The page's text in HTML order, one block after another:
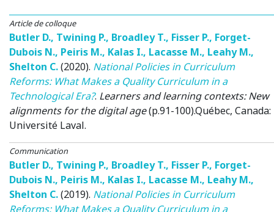
Article de colloque
Butler D., Twining P., Broadley T., Fisser P., Forget-
Dubois N., Peiris M., Kalas I., Lacasse M., Leahy M.,
Shelton C.(2020). National Policies in Curriculum
Reforms: What Makes a Quality Curriculum in a
Technological Era?. Learners and learning contexts: New
alignments for the digital age(p.91-100).Québec, Canada:
Université Laval.
Communication
Butler D., Twining P., Broadley T., Fisser P., Forget-
Dubois N., Peiris M., Kalas I., Lacasse M., Leahy M.,
Shelton C.(2019). National Policies in Curriculum
Reforms: What Makes a Quality Curriculum in a